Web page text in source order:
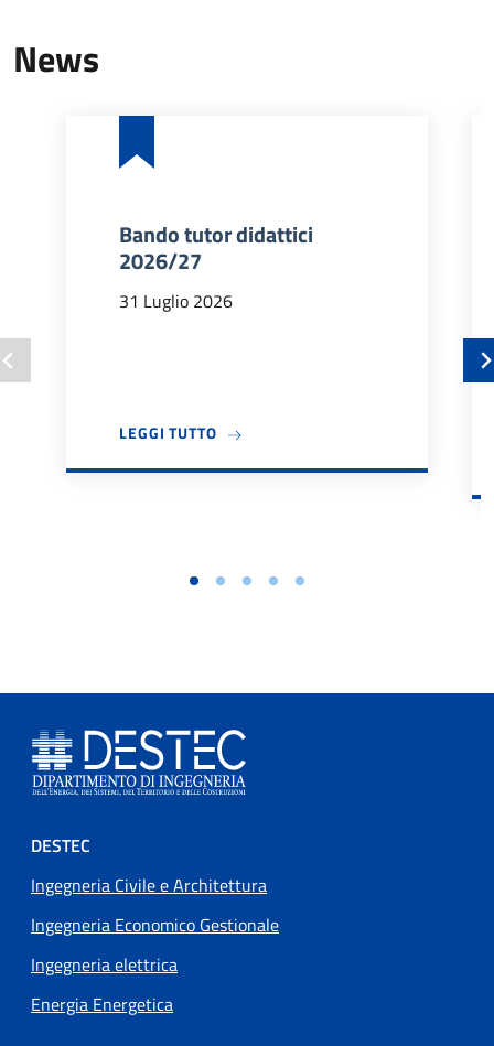
News
Bando tutor didattici
2026/27
31 Luglio 2026
LEGGI TUTTOA PROPOSITO DI BANDO TUTOR
Footer menu
DESTEC
Ingegneria Civile e Architettura
Ingegneria Economico Gestionale
Ingegneria elettrica
Energia Energetica